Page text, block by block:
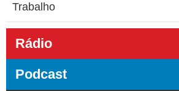
Trabalho
Rádio
Podcast